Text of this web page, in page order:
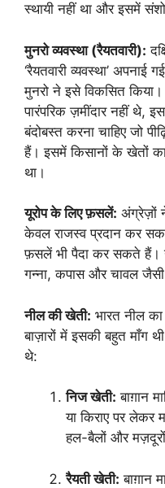
स्थायी नहीं था और इसमें
मुनरो व्यवस्था (रैयतवारी):
‘रैयतवारी व्यवस्था’
मुनरो ने इसे विकसित किया।
पारंपरिक ज़मींदार नहीं थे,
बंदोबस्त करना चाहिए जो
हैं। इसमें किसानों के खेतों का
था।
यूरोप के लिए फ़सलें: अंग्रेज़ों
केवल राजस्व प्रदान कर
फ़सलें भी पैदा कर सकते हैं।
गन्ना, कपास और चावल
नील की खेती: भारत नील
बाज़ारों में इसकी बहुत माँग
थे:
निज खेती: बाग़ान
या किराए पर
हल-बैलों और
रैयती खेती: बाग़ान